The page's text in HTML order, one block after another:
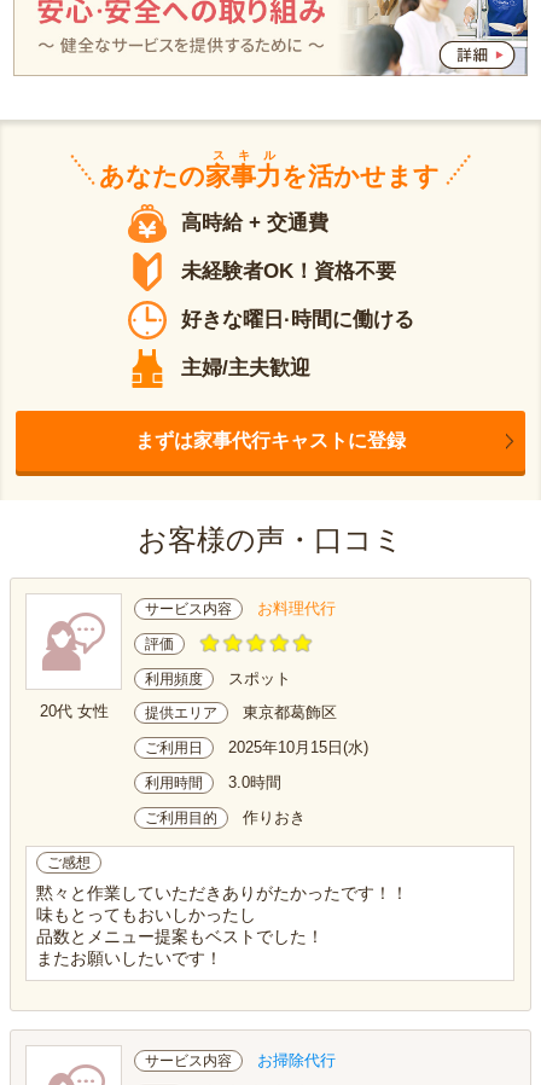
あなたの家事力
スキル
を活かせます
高時給 + 交通費
未経験者OK！資格不要
好きな曜日·時間に働ける
主婦/主夫歓迎
まずは家事代行キャストに登録
お客様の声・口コミ
20代 女性
サービス内容 お料理代行
評価
利用頻度 スポット
提供エリア 東京都葛飾区
ご利用日 2025年10月15日(水)
利用時間 3.0時間
ご利用目的 作りおき
ご感想
黙々と作業していただきありがたかったです！！
味もとってもおいしかったし
品数とメニュー提案もベストでした！
またお願いしたいです！
サービス内容 お掃除代行